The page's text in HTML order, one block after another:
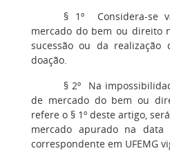
§ 1º Considera-se
mercado do bem ou direito
sucessão ou da
doação.
§ 2º Na
de mercado do bem ou
refere o § 1º deste artigo,
mercado apurado na
correspondente em UFEMG